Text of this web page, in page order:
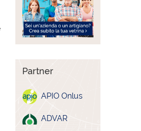
Partner
APIO Onlus
ADVAR